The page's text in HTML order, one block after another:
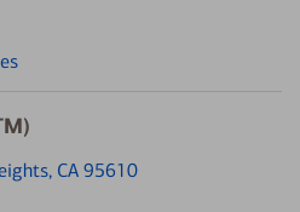
CA 95610